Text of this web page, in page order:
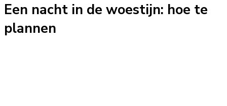
Een nacht in de woestijn: hoe te
plannen